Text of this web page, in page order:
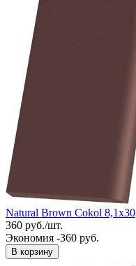
Natural Brown Cokol 8,1x30
360 руб./шт.
Экономия -360 руб.
В корзину